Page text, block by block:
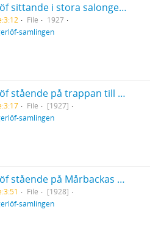
Selma Lagerlöf sittande i stora salongen på Mårbacka
File
1927
samlingen
Selma Lagerlöf stående på trappan till verandan på Mårbacka
File
[1927]
samlingen
Selma Lagerlöf stående på Mårbackas balkong iklädd päls och mössa
File
[1928]
samlingen